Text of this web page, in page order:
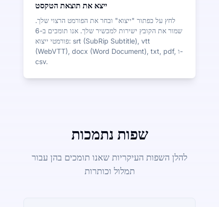
ייצא את תוצאת הטקסט
לחץ על כפתור "ייצוא" ובחר את הפורמט הרצוי שלך.
שמור את הקובץ ישירות למכשיר שלך. אנו תומכים ב-6
פורמטי ייצוא: srt (SubRip Subtitle), vtt
(WebVTT), docx (Word Document), txt, pdf, ו-
csv.
שפות נתמכות
להלן השפות העיקריות שאנו תומכים בהן עבור
תמלול וכותרות